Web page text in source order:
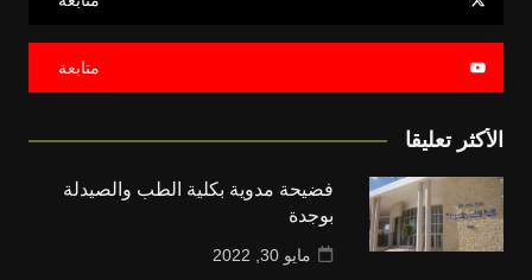
متابعة
الأكثر تعليقا
فضيحة مدوية بكلية الطب والصيدلة
بوجدة
مايو 30, 2022